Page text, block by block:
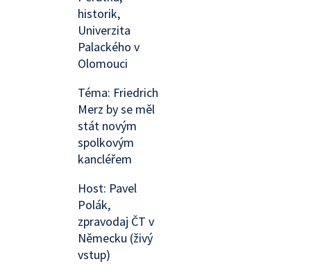
historik,
Univerzita
Palackého v
Olomouci
Téma: Friedrich
Merz by se měl
stát novým
spolkovým
kancléřem
Host: Pavel
Polák,
zpravodaj ČT v
Německu (živý
vstup)